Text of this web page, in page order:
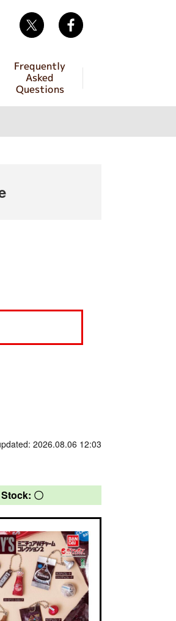
Frequently
Asked
Questions
Twitter
2026.08.06 12:03
Stock: 〇